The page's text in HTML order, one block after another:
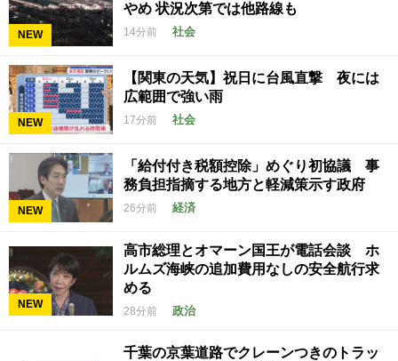
NEW
やめ 状況次第では他路線も
14分前 社会
NEW
【関東の天気】祝日に台風直撃 夜には
広範囲で強い雨
17分前 社会
NEW
「給付付き税額控除」めぐり初協議 事
務負担指摘する地方と軽減策示す政府
26分前 経済
NEW
高市総理とオマーン国王が電話会談 ホ
ルムズ海峡の追加費用なしの安全航行求
める
28分前 政治
千葉の京葉道路でクレーンつきのトラッ